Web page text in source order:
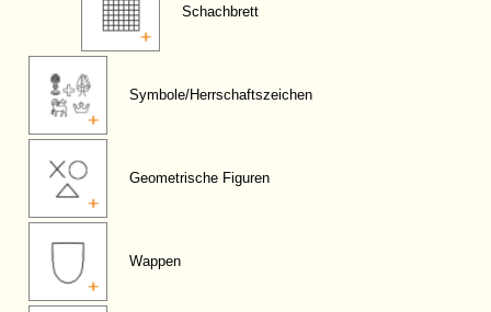
Schachbrett
Symbole/Herrschaftszeichen
Geometrische Figuren
Wappen